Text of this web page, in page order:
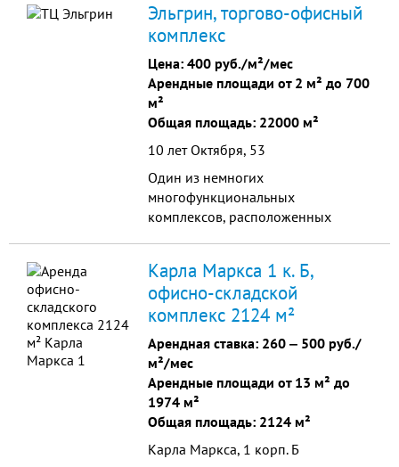
Эльгрин, торгово-офисный
комплекс
Цена: 400 руб./м²/мес
Арендные площади от 2 м² до 700
м²
Общая площадь: 22000 м²
10 лет Октября, 53
Один из немногих
многофункциональных
комплексов, расположенных
исторического центра города.
Карла Маркса 1 к. Б,
офисно-складской
комплекс 2124 м²
Арендная ставка: 260 ‒ 500 руб./
м²/мес
Арендные площади от 13 м² до
1974 м²
Общая площадь: 2124 м²
Карла Маркса, 1 корп. Б